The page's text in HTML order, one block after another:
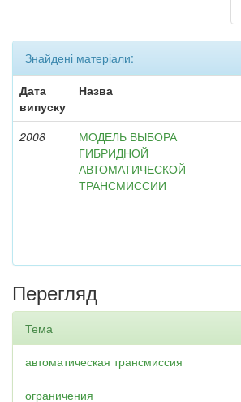
Знайдені матеріали:
Дата
випуску
Назва
2008
МОДЕЛЬ ВЫБОРА
ГИБРИДНОЙ
АВТОМАТИЧЕСКОЙ
ТРАНСМИССИИ
Перегляд
Тема
автоматическая трансмиссия
ограничения